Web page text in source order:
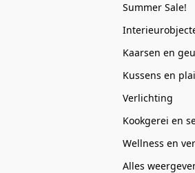
Summer Sale!
Kaarsen en
Kussens en
Verlichting
Kookgerei en
Wellness en
Alles